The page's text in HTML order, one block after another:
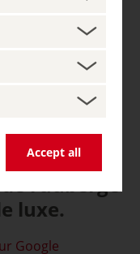
Accept all
où les
dînaient
proposent
couvert à
ait le
châteaux
l’auberge
luxe.
Google